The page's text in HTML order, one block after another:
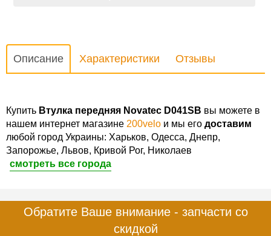
Описание Характеристики Отзывы
Купить Втулка передняя Novatec D041SB вы можете в
нашем интернет магазине 200velo и мы его доставим
любой город Украины: Харьков, Одесса, Днепр,
Запорожье, Львов, Кривой Рог, Николаев
смотреть все города
Обратите Ваше внимание - запчасти со
скидкой